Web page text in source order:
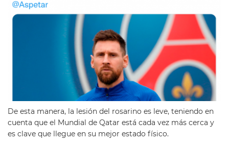
De esta manera, la lesión del rosarino es leve, teniendo en
cuenta que el Mundial de Qatar está cada vez más cerca y
es clave que llegue en su mejor estado físico.